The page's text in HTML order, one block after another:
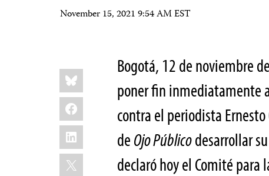
November 15, 2021 9:54 AM EST
Share
this:
Bluesky
Facebook
LinkedIn
X
Bogotá, 12 de noviembre
poner fin inmediatamente
contra el periodista
deOjo Públicodesarrollar
declaró hoy el Comité para